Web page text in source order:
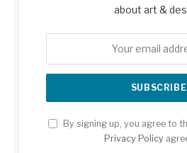
about art &
By signing up, you agree to
Privacy Policy